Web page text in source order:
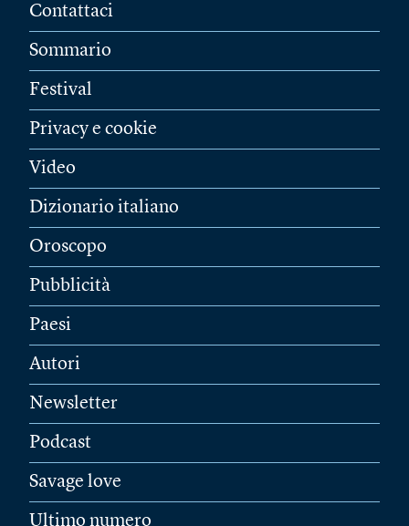
Contattaci
Sommario
Festival
Privacy e cookie
Video
Dizionario italiano
Oroscopo
Pubblicità
Paesi
Autori
Newsletter
Podcast
Savage love
Ultimo numero